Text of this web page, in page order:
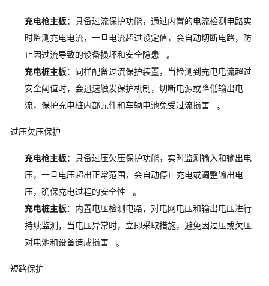
充电枪主板：具备过流保护功能，通过内置的电流检测电路实
时监测充电电流，一旦电流超过设定值，会自动切断电路，防
止因过流导致的设备损坏和安全隐患
。
充电桩主板：同样配备过流保护装置，当检测到充电电流超过
安全阈值时，会迅速触发保护机制，切断电源或降低输出电
流，保护充电桩内部元件和车辆电池免受过流损害
。
过压欠压保护
充电枪主板：具备过压欠压保护功能，实时监测输入和输出电
压，一旦电压超出正常范围，会自动停止充电或调整输出电
压，确保充电过程的安全性
。
充电桩主板：内置电压检测电路，对电网电压和输出电压进行
持续监测，当电压异常时，立即采取措施，避免因过压或欠压
对电池和设备造成损害
。
短路保护